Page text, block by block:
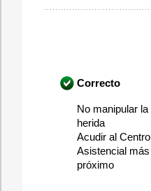
Correcto
No manipular la
herida
Acudir al Centro
Asistencial más
próximo